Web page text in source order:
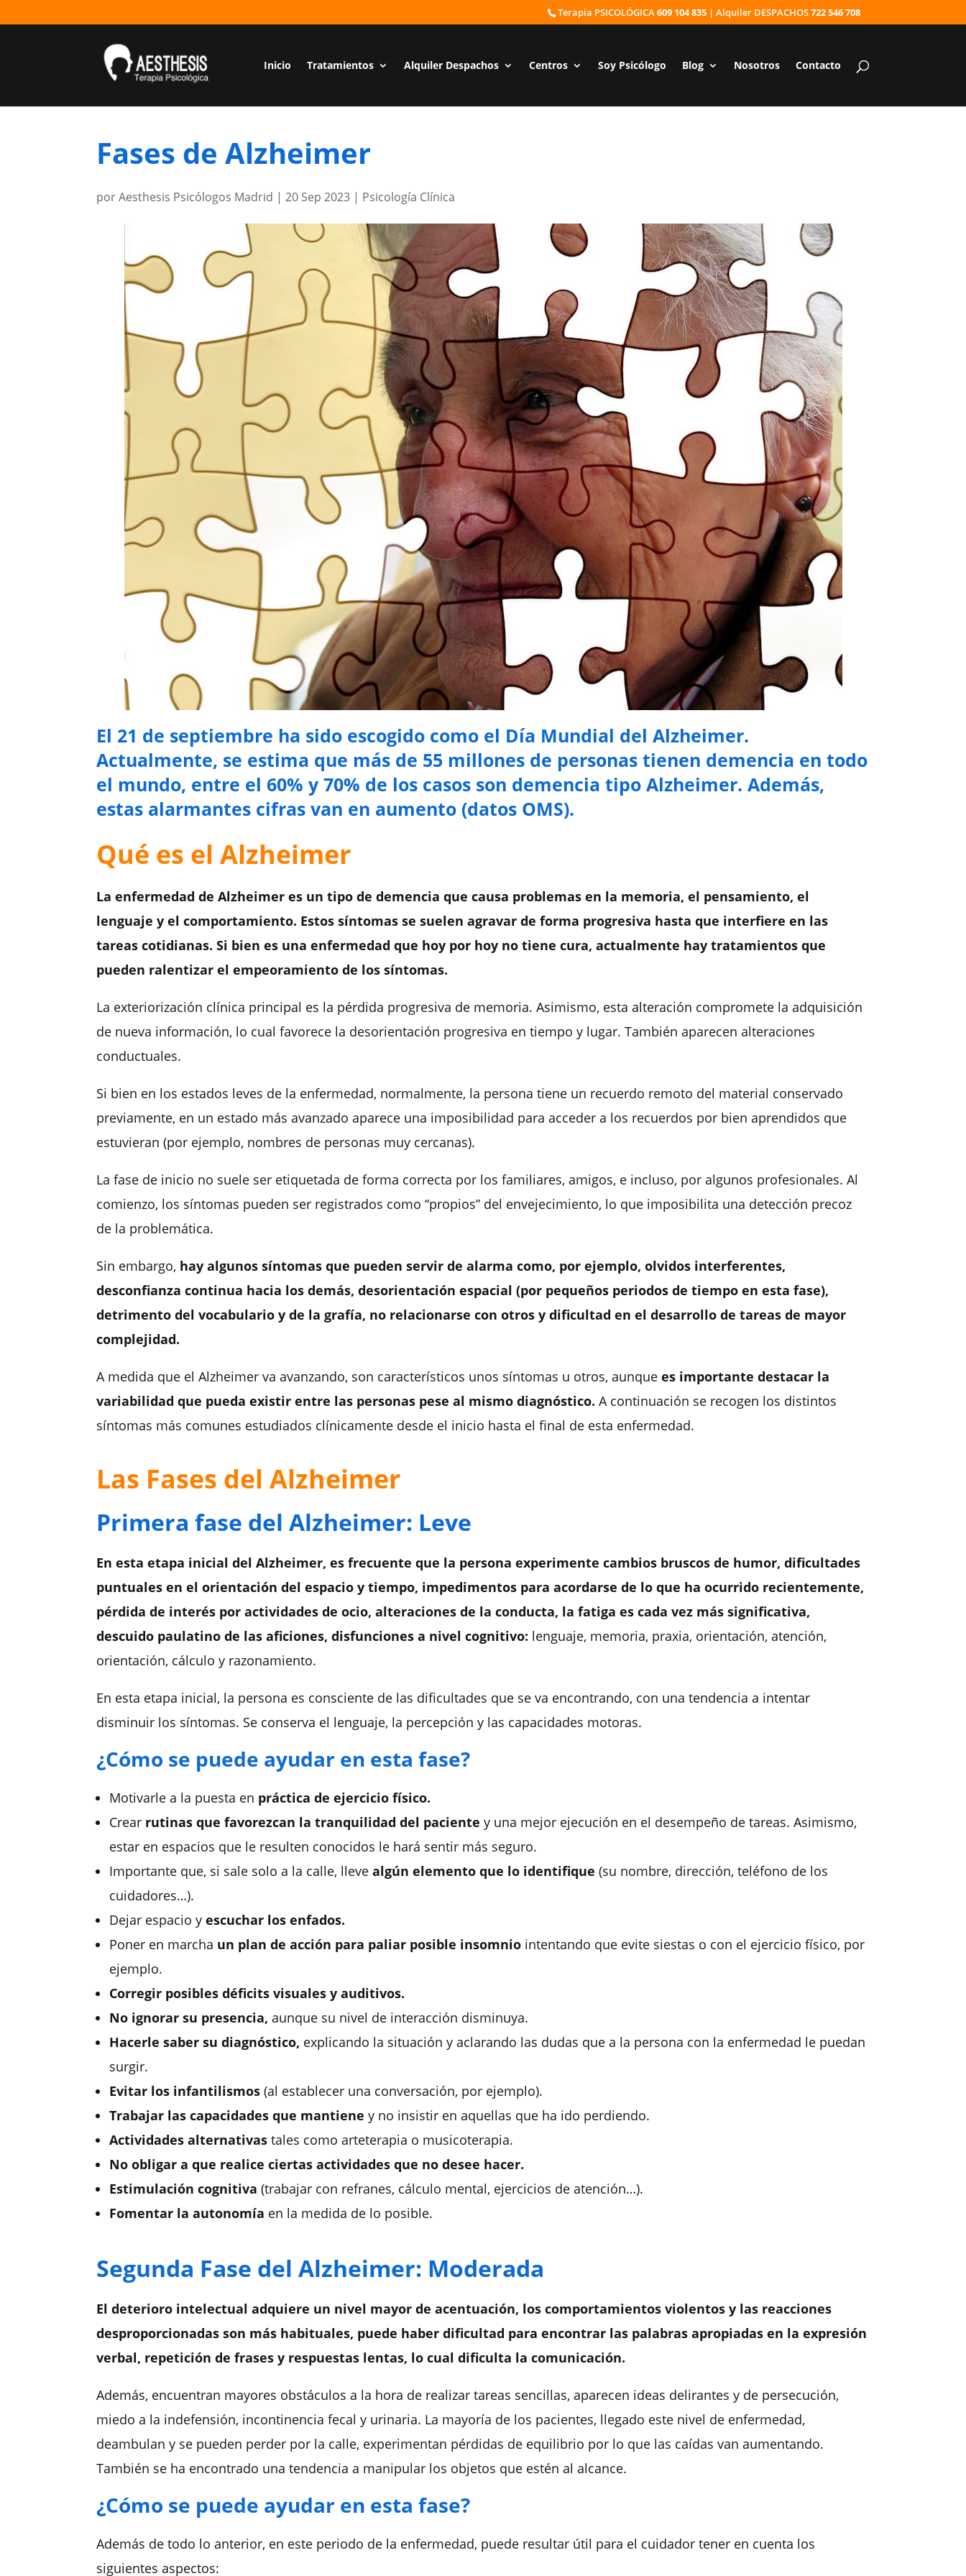
Terapia PSICOLÓGICA609 104 835| Alquiler DESPACHOS722 546 708
Inicio Tratamientos Alquiler Despachos Centros Soy Psicólogo Blog Nosotros Contacto
Fases de Alzheimer
porAesthesis Psicólogos Madrid |20 Sep 2023 | Psicología Clínica
El 21 de septiembre ha sido escogido como el Día Mundial del Alzheimer.
Actualmente, se estima que más de 55 millones de personas tienen demencia en todo
el mundo, entre el 60% y 70% de los casos son demencia tipo Alzheimer. Además,
estas alarmantes cifras van en aumento (datos OMS).
Qué es el Alzheimer
La enfermedad de Alzheimer es un tipo de demencia que causa problemas en la memoria, el pensamiento, el
lenguaje y el comportamiento. Estos síntomas se suelen agravar de forma progresiva hasta que interfiere en las
tareas cotidianas. Si bien es una enfermedad que hoy por hoy no tiene cura, actualmente hay tratamientos que
pueden ralentizar el empeoramiento de los síntomas.
La exteriorización clínica principal es la pérdida progresiva de memoria. Asimismo, esta alteración compromete la adquisición
de nueva información, lo cual favorece la desorientación progresiva en tiempo y lugar. También aparecen alteraciones
conductuales.
Si bien en los estados leves de la enfermedad, normalmente, la persona tiene un recuerdo remoto del material conservado
previamente, en un estado más avanzado aparece una imposibilidad para acceder a los recuerdos por bien aprendidos que
estuvieran (por ejemplo, nombres de personas muy cercanas).
La fase de inicio no suele ser etiquetada de forma correcta por los familiares, amigos, e incluso, por algunos profesionales. Al
comienzo, los síntomas pueden ser registrados como “propios” del envejecimiento, lo que imposibilita una detección precoz
de la problemática.
Sin embargo, hay algunos síntomas que pueden servir de alarma como, por ejemplo, olvidos interferentes,
desconfianza continua hacia los demás, desorientación espacial (por pequeños periodos de tiempo en esta fase),
detrimento del vocabulario y de la grafía, no relacionarse con otros y dificultad en el desarrollo de tareas de mayor
complejidad.
A medida que el Alzheimer va avanzando, son característicos unos síntomas u otros, aunquees importante destacar la
variabilidad que pueda existir entre las personas pese al mismo diagnóstico. A continuación se recogen los distintos
síntomas más comunes estudiados clínicamente desde el inicio hasta el final de esta enfermedad.
Las Fases del Alzheimer
Primera fase del Alzheimer: Leve
En esta etapa inicial del Alzheimer, es frecuente que la persona experimente cambios bruscos de humor, dificultades
puntuales en el orientación del espacio y tiempo, impedimentos para acordarse de lo que ha ocurrido recientemente,
pérdida de interés por actividades de ocio, alteraciones de la conducta, la fatiga es cada vez más significativa,
descuido paulatino de las aficiones, disfuncionesa nivel cognitivo: lenguaje, memoria, praxia, orientación, atención,
orientación, cálculo y razonamiento.
En esta etapa inicial, la persona es consciente de las dificultades que se va encontrando, con una tendencia a intentar
disminuir los síntomas. Se conserva el lenguaje, la percepción y las capacidades motoras.
¿Cómo se puede ayudar en esta fase?
Motivarle a la puesta en práctica de ejercicio físico.
Crear rutinas que favorezcan la tranquilidad del paciente y una mejor ejecución en el desempeño de tareas. Asimismo,
estar en espacios que le resulten conocidos le hará sentir más seguro.
Importante que, si sale solo a la calle, llevealgún elemento que lo identifique (su nombre, dirección, teléfono de los
cuidadores…).
Dejar espacio yescuchar los enfados.
Poner en marcha un plan de acción para paliar posible insomnio intentando que evite siestas o con el ejercicio físico, por
ejemplo.
Corregir posibles déficits visuales y auditivos.
No ignorar su presencia, aunque su nivel de interacción disminuya.
Hacerle saber su diagnóstico, explicando la situación y aclarando las dudas que a la persona con la enfermedad le puedan
surgir.
Evitar los infantilismos (al establecer una conversación, por ejemplo).
Trabajar las capacidades que mantiene y no insistir en aquellas que ha ido perdiendo.
Actividades alternativas tales como arteterapia o musicoterapia.
No obligar a que realice ciertas actividades que no desee hacer.
Estimulación cognitiva (trabajar con refranes, cálculo mental, ejercicios de atención…).
Fomentar la autonomía en la medida de lo posible.
Segunda Fase del Alzheimer: Moderada
El deterioro intelectual adquiere un nivel mayor de acentuación, los comportamientos violentos y las reacciones
desproporcionadas son más habituales, puede haber dificultad para encontrar las palabras apropiadas en la expresión
verbal, repetición de frases y respuestas lentas, lo cual dificulta la comunicación.
Además, encuentran mayores obstáculos a la hora de realizar tareas sencillas, aparecen ideas delirantes y de persecución,
miedo a la indefensión, incontinencia fecal y urinaria. La mayoría de los pacientes, llegado este nivel de enfermedad,
deambulan y se pueden perder por la calle, experimentan pérdidas de equilibrio por lo que las caídas van aumentando.
También se ha encontrado una tendencia a manipular los objetos que estén al alcance.
¿Cómo se puede ayudar en esta fase?
Además de todo lo anterior, en este periodo de la enfermedad, puede resultar útil para el cuidador tener en cuenta los
siguientes aspectos: